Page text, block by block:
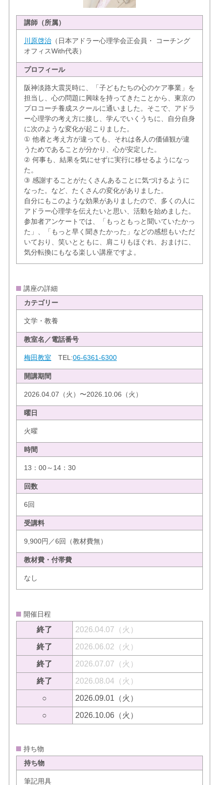
講師（所属）
川原啓治（日本アドラー心理学会正会員・ コーチング
オフィスWith代表）
プロフィール
阪神淡路大震災時に、「子どもたちの心のケア事業」を
担当し、心の問題に興味を持ってきたことから、東京の
プロコーチ養成スクールに通いました。そこで、アドラ
ー心理学の考え方に接し、学んでいくうちに、自分自身
に次のような変化が起こりました。
① 他者と考え方が違っても、それは各人の価値観が違
うためであることが分かり、心が安定した。
② 何事も、結果を気にせずに実行に移せるようになっ
た。
③ 感謝することがたくさんあることに気づけるように
なった。など、たくさんの変化がありました。
自分にもこのような効果がありましたので、多くの人に
アドラー心理学を伝えたいと思い、活動を始めました。
参加者アンケートでは、「もっともっと聞いていたかっ
た」、「もっと早く聞きたかった」などの感想もいただ
いており、笑いとともに、肩こりもほぐれ、おまけに、
気分転換にもなる楽しい講座ですよ。
講座の詳細
カテゴリー
文学・教養
教室名／電話番号
梅田教室 TEL:06-6361-6300
開講期間
2026.04.07（火）〜2026.10.06（火）
曜日
火曜
時間
13：00～14：30
回数
6回
受講料
9,900円／6回（教材費無）
教材費・付帯費
なし
開催日程
終了 2026.04.07（火）
終了 2026.06.02（火）
終了 2026.07.07（火）
終了 2026.08.04（火）
○ 2026.09.01（火）
○ 2026.10.06（火）
持ち物
持ち物
筆記用具